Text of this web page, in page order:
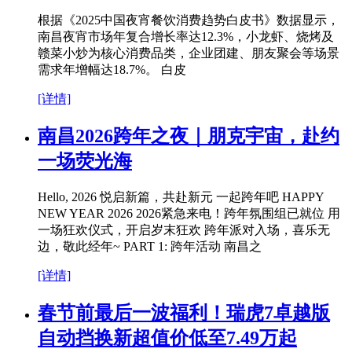
根据《2025中国夜宵餐饮消费趋势白皮书》数据显示，
南昌夜宵市场年复合增长率达12.3%，小龙虾、烧烤及
赣菜小炒为核心消费品类，企业团建、朋友聚会等场景
需求年增幅达18.7%。 白皮
[详情]
南昌2026跨年之夜｜朋克宇宙，赴约
一场荧光海
Hello, 2026 悦启新篇，共赴新元 一起跨年吧 HAPPY
NEW YEAR 2026 2026紧急来电！跨年氛围组已就位 用
一场狂欢仪式，开启岁末狂欢 跨年派对入场，喜乐无
边，敬此经年~ PART 1: 跨年活动 南昌之
[详情]
春节前最后一波福利！瑞虎7卓越版
自动挡换新超值价低至7.49万起